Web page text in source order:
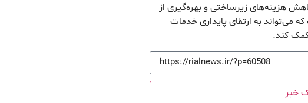
هزینه‌های زیرساختی و بهره‌گیری از
به ارتقای پایداری خدمات
کند.
خبر